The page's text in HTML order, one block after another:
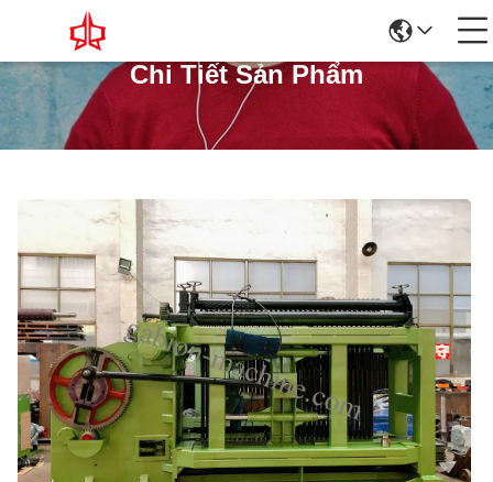
Chi Tiết Sản Phẩm